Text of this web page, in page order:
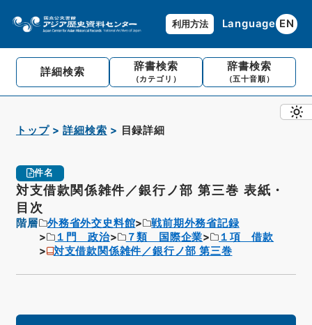
利用方法 Language EN
詳細検索 辞書検索
（カテゴリ）
辞書検索
（五十音順）
トップ 詳細検索 目録詳細
件名
対支借款関係雑件／銀行ノ部 第三巻 表紙・
目次
階層 外務省外交史料館
戦前期外務省記録
１門 政治
７類 国際企業
１項 借款
対支借款関係雑件／銀行ノ部 第三巻